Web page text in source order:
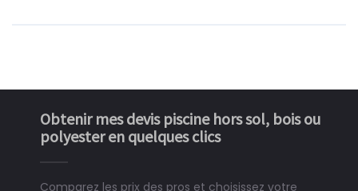
Obtenir mes devis piscine hors sol, bois ou
polyester en quelques clics
Comparez les prix des pros et choisissez votre